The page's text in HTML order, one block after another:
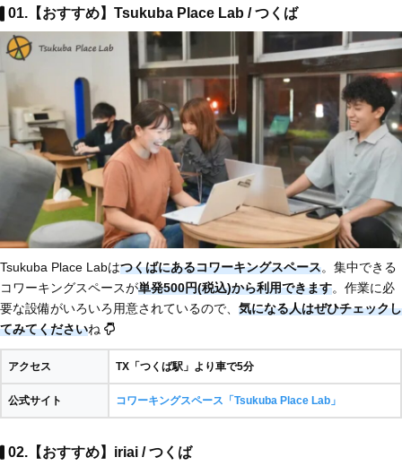
01.【おすすめ】Tsukuba Place Lab / つくば
Tsukuba Place Labはつくばにあるコワーキングスペース。集中できる
コワーキングスペースが単発500円(税込)から利用できます。作業に必
要な設備がいろいろ用意されているので、 気になる人はぜひチェックし
てみてくださいね
アクセス TX「つくば駅」より車で5分
公式サイト コワーキングスペース「Tsukuba Place Lab」
02.【おすすめ】iriai / つくば